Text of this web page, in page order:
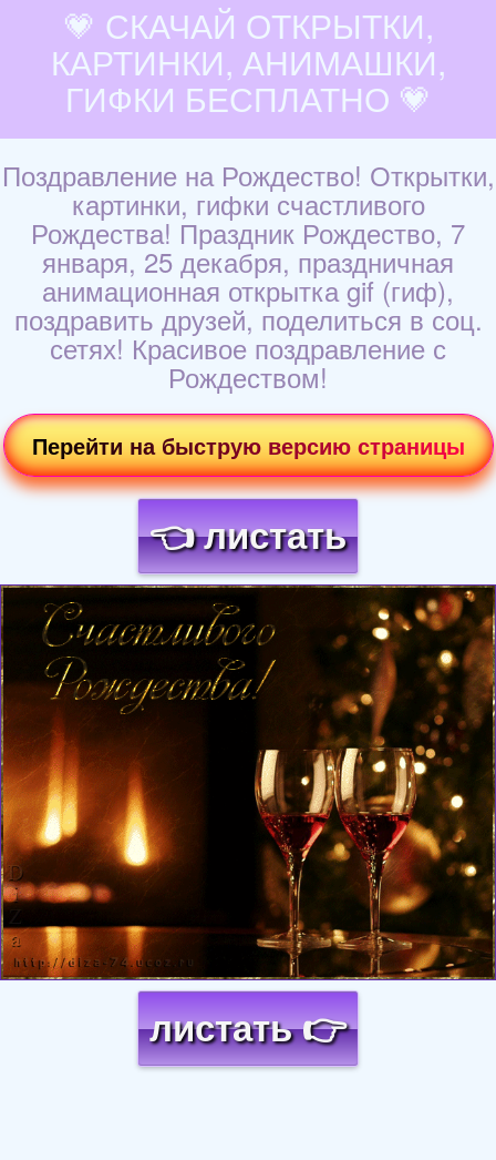
💗 СКАЧАЙ ОТКРЫТКИ,
КАРТИНКИ, АНИМАШКИ,
ГИФКИ БЕСПЛАТНО 💗
Поздравление на Рождество! Открытки,
картинки, гифки счастливого
Рождества! Праздник Рождество, 7
января, 25 декабря, праздничная
анимационная открытка gif (гиф),
поздравить друзей, поделиться в соц.
сетях! Красивое поздравление с
Рождеством!
Перейти на быструю версию страницы
👈 листать
Загрузка картинки...
листать 👉